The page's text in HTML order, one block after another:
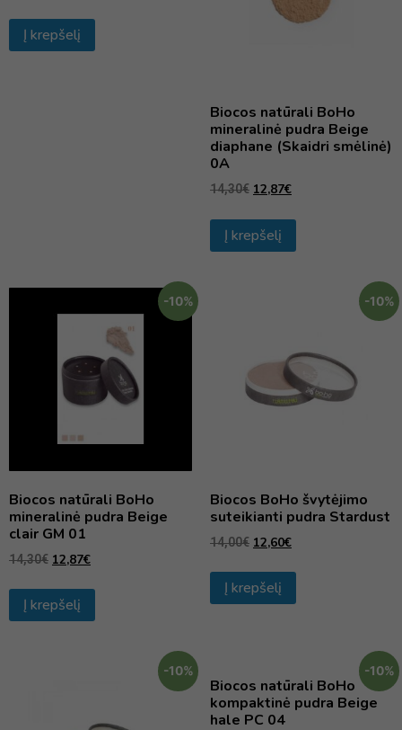
Į krepšelį
Biocos natūrali BoHo
mineralinė pudra Beige
diaphane (Skaidri smėlinė)
0A
14,30€ 12,87€
Į krepšelį
-10%
Biocos natūrali BoHo
mineralinė pudra Beige
clair GM 01
14,30€ 12,87€
Į krepšelį
-10%
Biocos BoHo švytėjimo
suteikianti pudra Stardust
14,00€ 12,60€
Į krepšelį
-10% -10%
Biocos natūrali BoHo
kompaktinė pudra Beige
hale PC 04